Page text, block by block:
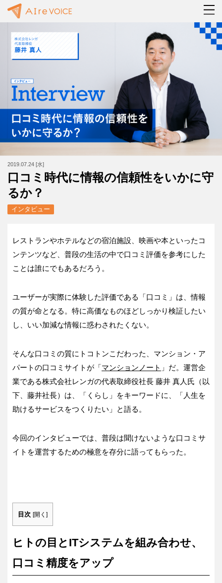
2019.07.24 [水]
口コミ時代に情報の信頼性をいかに守
るか？
インタビュー
レストランやホテルなどの宿泊施設、映画や本といったコ
ンテンツなど、普段の生活の中で口コミ評価を参考にした
ことは誰にでもあるだろう。
ユーザーが実際に体験した評価である「口コミ」は、情報
の質が命となる。特に高価なものほどしっかり検証したい
し、いい加減な情報に惑わされたくない。
そんな口コミの質にトコトンこだわった、マンション・ア
パートの口コミサイトが「マンションノート 」だ。運営企
業である株式会社レンガの代表取締役社長 藤井 真人氏（以
下、藤井社長）は、「くらし」をキーワードに、「人生を
助けるサービスをつくりたい」と語る。
今回のインタビューでは、普段は聞けないような口コミサ
イトを運営するための極意を存分に語ってもらった。
目次 [開く ]
ヒトの目とITシステムを組み合わせ、
口コミ精度をアップ